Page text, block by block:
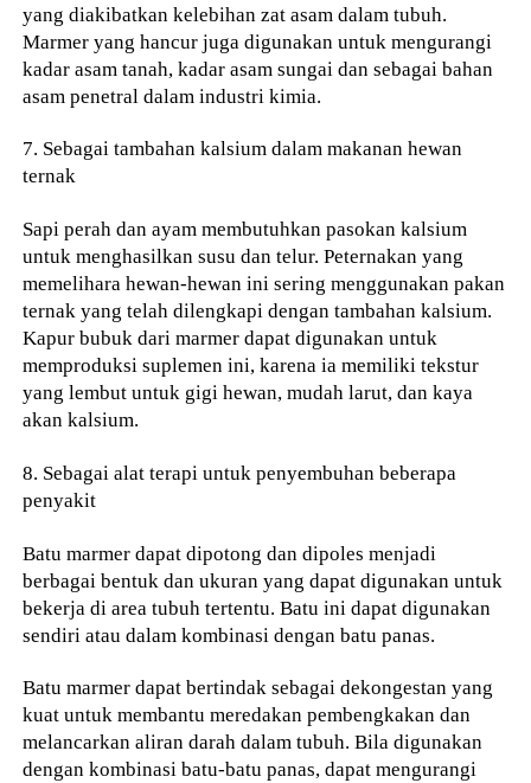
yang diakibatkan kelebihan zat asam dalam tubuh.
Marmer yang hancur juga digunakan untuk mengurangi
kadar asam tanah, kadar asam sungai dan sebagai bahan
asam penetral dalam industri kimia.
7. Sebagai tambahan kalsium dalam makanan hewan
ternak
Sapi perah dan ayam membutuhkan pasokan kalsium
untuk menghasilkan susu dan telur. Peternakan yang
memelihara hewan-hewan ini sering menggunakan pakan
ternak yang telah dilengkapi dengan tambahan kalsium.
Kapur bubuk dari marmer dapat digunakan untuk
memproduksi suplemen ini, karena ia memiliki tekstur
yang lembut untuk gigi hewan, mudah larut, dan kaya
akan kalsium.
8. Sebagai alat terapi untuk penyembuhan beberapa
penyakit
Batu marmer dapat dipotong dan dipoles menjadi
berbagai bentuk dan ukuran yang dapat digunakan untuk
bekerja di area tubuh tertentu. Batu ini dapat digunakan
sendiri atau dalam kombinasi dengan batu panas.
Batu marmer dapat bertindak sebagai dekongestan yang
kuat untuk membantu meredakan pembengkakan dan
melancarkan aliran darah dalam tubuh. Bila digunakan
dengan kombinasi batu-batu panas, dapat mengurangi